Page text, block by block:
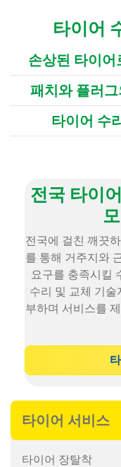
타이어
손상된 타이어
패치와 플러
타이어 수
전국 타이
전국에 걸친 깨끗
를 통해 거주지와
요구를 충족시킬
수리 및 교체 기
부하며 서비스를
타이어 서비스
타이어 장탈착